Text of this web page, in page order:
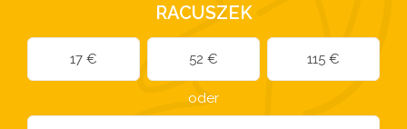
RACUSZEK
17 € 52 € 115 €
oder